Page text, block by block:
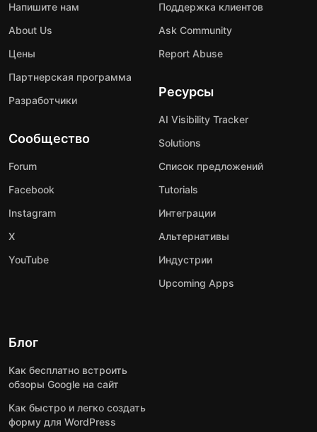
Напишите нам
About Us
Цены
Партнерская программа
Разработчики
Сообщество
Forum
Facebook
Instagram
X
YouTube
Поддержка клиентов
Ask Community
Report Abuse
Ресурсы
AI Visibility Tracker
Solutions
Список предложений
Tutorials
Интеграции
Альтернативы
Индустрии
Upcoming Apps
Блог
Как бесплатно встроить
обзоры Google на сайт
Как быстро и легко создать
форму для WordPress